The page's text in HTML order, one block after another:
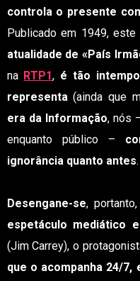
controla o presente
Publicado em 1949,
atualidade de «País
na RTP1, é tão
representa(ainda que
era da Informação, nós
enquanto público –
ignorância quanto antes.
Desengane-se, portanto,
espetáculo mediático
(Jim Carrey), o
que o acompanha 24/7,